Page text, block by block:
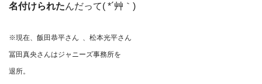
名付けられたんだって( *´艸｀)
※現在、飯田恭平さん 、松本光平さん
冨田真央さんはジャニーズ事務所を
退所。